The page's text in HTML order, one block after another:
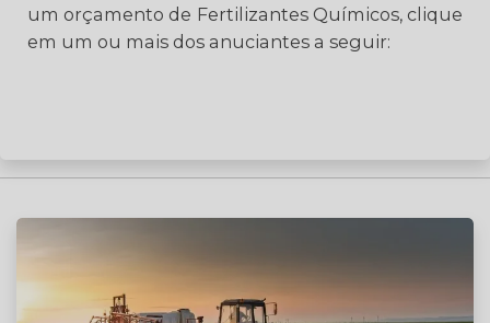
um orçamento de Fertilizantes Químicos, clique
em um ou mais dos anuciantes a seguir: